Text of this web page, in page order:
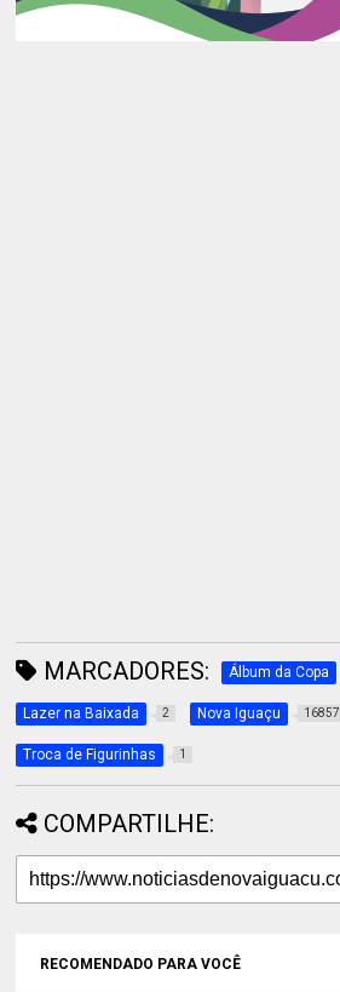
MARCADORES: Álbum da Copa
Lazer na Baixada 2 Nova Iguaçu 16857
Troca de Figurinhas 1
COMPARTILHE:
RECOMENDADO PARA VOCÊ